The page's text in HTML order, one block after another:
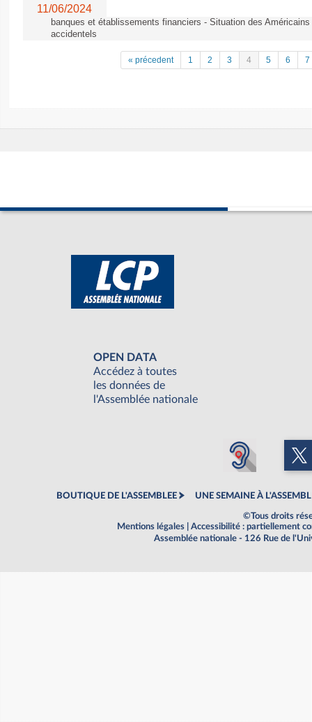
11/06/2024
banques et établissements financiers - Situation des
accidentels
« précedent 1 2 3 4 5 6 7
OPEN DATA
Accédez à toutes
les données de
l'Assemblée nationale
BOUTIQUE DE L'ASSEMBLEE UNE SEMAINE À
©Tous droits
Mentions légales
Accessibilité : partiellement
Assemblée nationale - 126 Rue de